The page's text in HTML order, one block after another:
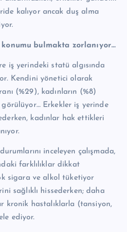
kalıyor ancak duş alma
bulmakta zorlanıyor…
iş yerindeki statü algısında
Kendini yönetici olarak
(%29), kadınların (%8)
görülüyor… Erkekler iş yerinde
kadınlar hak ettikleri
inceleyen çalışmada,
farklılıklar dikkat
sigara ve alkol tüketiyor
sağlıklı hissederken; daha
kronik hastalıklarla (tansiyon,
ediyor.